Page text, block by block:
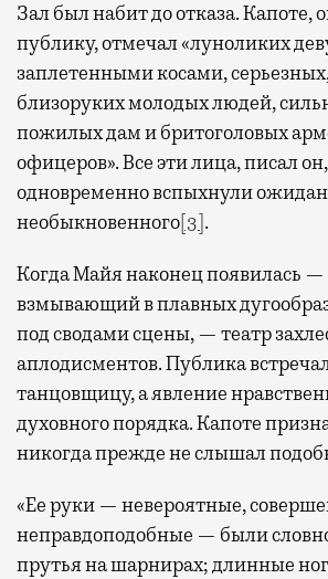
Зал был набит до отказа. Капоте,
публику, отмечал «луноликих
заплетенными косами,
близоруких молодых людей,
пожилых дам и бритоголовых
офицеров». Все эти лица, писал
одновременно вспыхнули
необыкновенного[3].
Когда Майя наконец появилась
взмывающий в плавных
под сводами сцены, — театр
аплодисментов. Публика
танцовщицу, а явление
духовного порядка. Капоте
никогда прежде не слышал
«Ее руки — невероятные,
неправдоподобные — были
прутья на шарнирах; длинные